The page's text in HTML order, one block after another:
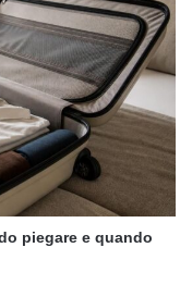
piegare e quando